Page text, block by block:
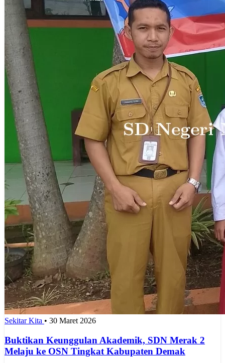
Sekitar Kita • 30 Maret 2026
Buktikan Keunggulan Akademik, SDN Merak 2
Melaju ke OSN Tingkat Kabupaten Demak